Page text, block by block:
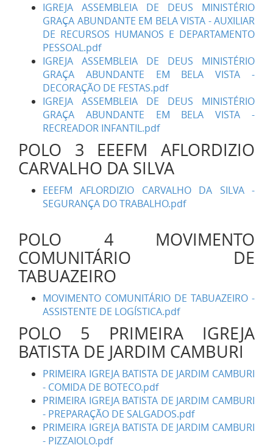
IGREJA ASSEMBLEIA DE DEUS MINISTÉRIO
GRAÇA ABUNDANTE EM BELA VISTA - AUXILIAR
DE RECURSOS HUMANOS E DEPARTAMENTO
PESSOAL.pdf
IGREJA ASSEMBLEIA DE DEUS MINISTÉRIO
GRAÇA ABUNDANTE EM BELA VISTA -
DECORAÇÃO DE FESTAS.pdf
IGREJA ASSEMBLEIA DE DEUS MINISTÉRIO
GRAÇA ABUNDANTE EM BELA VISTA -
RECREADOR INFANTIL.pdf
POLO 3 EEEFM AFLORDIZIO
CARVALHO DA SILVA
EEEFM AFLORDIZIO CARVALHO DA SILVA -
SEGURANÇA DO TRABALHO.pdf
POLO 4 MOVIMENTO
COMUNITÁRIO DE
TABUAZEIRO
MOVIMENTO COMUNITÁRIO DE TABUAZEIRO -
ASSISTENTE DE LOGÍSTICA.pdf
POLO 5 PRIMEIRA IGREJA
BATISTA DE JARDIM CAMBURI
PRIMEIRA IGREJA BATISTA DE JARDIM CAMBURI
- COMIDA DE BOTECO.pdf
PRIMEIRA IGREJA BATISTA DE JARDIM CAMBURI
- PREPARAÇÃO DE SALGADOS.pdf
PRIMEIRA IGREJA BATISTA DE JARDIM CAMBURI
- PIZZAIOLO.pdf